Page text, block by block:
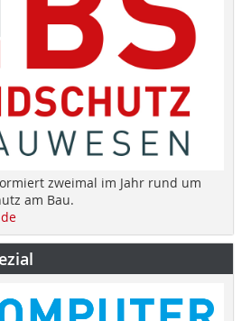
zweimal im Jahr rund um
am Bau.